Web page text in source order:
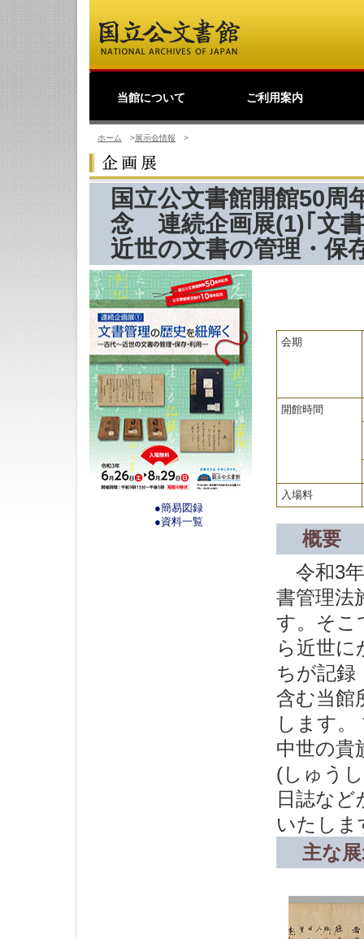
当館について
館長挨拶
事業理念
公文書館概要
業務・活動
過去の業務・活動
歴史公文書等の移管か
館主催見学会
調査研究
研修・全国公文書館会
国際交流
アーキビストの認証
採用情報
国立公文書館紹介映像
ご寄附のお願い
アクセス
ご利用案内
開館情報
資料の探し方について
来館して利用する方へ
つ
利
原
来館せずに利用する方
お問い合わせ・ご要望
よくあるご質問
ショップ
友の会
デ
日
ホーム >展示会情報 >
国立公文書館開館50周
念 連続企画展(1)｢文
近世の文書の管理・保
●簡易図録
●資料一覧
会期
開館時間
入場料
概要
令和3年
書管理法
す。そこ
ら近世に
ちが記録
含む当館
します
中世の貴
(しゅう
日誌な
いたしま
主な